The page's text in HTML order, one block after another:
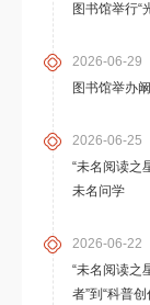
图书馆举行“
2026-06-29
图书馆举办
2026-06-25
“未名阅读之
未名问学
2026-06-22
“未名阅读之
者”到“科普